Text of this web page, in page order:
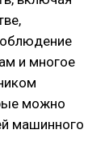
и многое
можно
машинного